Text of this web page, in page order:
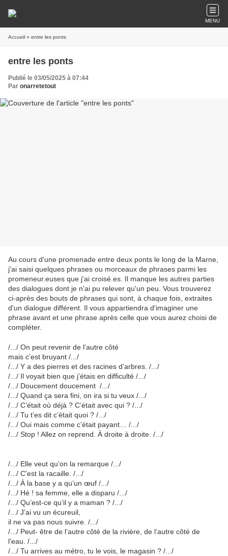
MENU
Accueil » entre les ponts
entre les ponts
Publié le 03/05/2025 à 07:44
Par onarretetout
Au cours d'une promenade entre deux ponts le long de la Marne,
j'ai saisi quelques phrases ou morceaux de phrases parmi les
promeneur.euses que j'ai croisé.es. Il manque les autres parties
des dialogues dont je n'ai pu relever qu'un peu. Vous trouverez
ci-après des bouts de phrases qui sont, à chaque fois, extraites
d'un dialogue différent. Il vous appartiendra d'imaginer une
phrase avant et une phrase après celle que vous aurez choisi de
compléter.
/.../ On peut revenir de l’autre côté
mais c’est bruyant /.../
/.../ Y a des pierres et des racines d’arbres. /.../
/.../ Il voyait bien que j’étais en difficulté /.../
/.../ Doucement doucement /.../
/.../ Quand ça sera fini, on ira si tu veux /.../
/.../ C’était où déjà ? C’était avec qui ? /.../
/.../ Tu t’es dit c’était quoi ? /.../
/.../ Oui mais comme c’était payant… /.../
/.../ Stop ! Allez on reprend. À droite à droite. /.../
/.../ Elle veut qu’on la remarque /.../
/.../ C'est la racaille. /.../
/.../ À la base y a qu’un œuf /.../
/.../ Hé ! sa femme, elle a disparu /.../
/.../ Qu’est-ce qu’il y a maman ? /.../
/.../ J’ai vu un écureuil,
il ne va pas nous suivre. /.../
/.../ Peut- être de l’autre côté de la rivière, de l’autre côté de
l’eau. /.../
/.../ Tu arrives au métro, tu le vois, le magasin ? /.../